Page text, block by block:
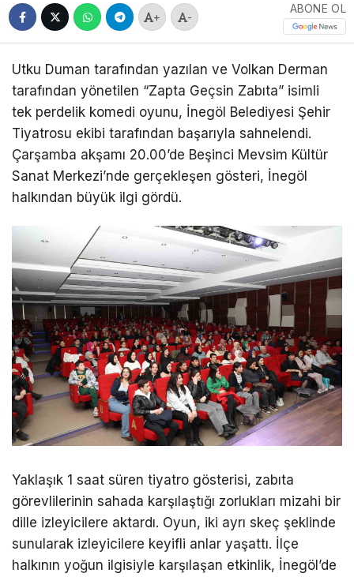
+ -
ABONE OL
Utku Duman tarafından yazılan ve Volkan Derman
tarafından yönetilen “Zapta Geçsin Zabıta” isimli
tek perdelik komedi oyunu, İnegöl Belediyesi Şehir
Tiyatrosu ekibi tarafından başarıyla sahnelendi.
Çarşamba akşamı 20.00’de Beşinci Mevsim Kültür
Sanat Merkezi’nde gerçekleşen gösteri, İnegöl
halkından büyük ilgi gördü.
Yaklaşık 1 saat süren tiyatro gösterisi, zabıta
görevlilerinin sahada karşılaştığı zorlukları mizahi bir
dille izleyicilere aktardı. Oyun, iki ayrı skeç şeklinde
sunularak izleyicilere keyifli anlar yaşattı. İlçe
halkının yoğun ilgisiyle karşılaşan etkinlik, İnegöl’de